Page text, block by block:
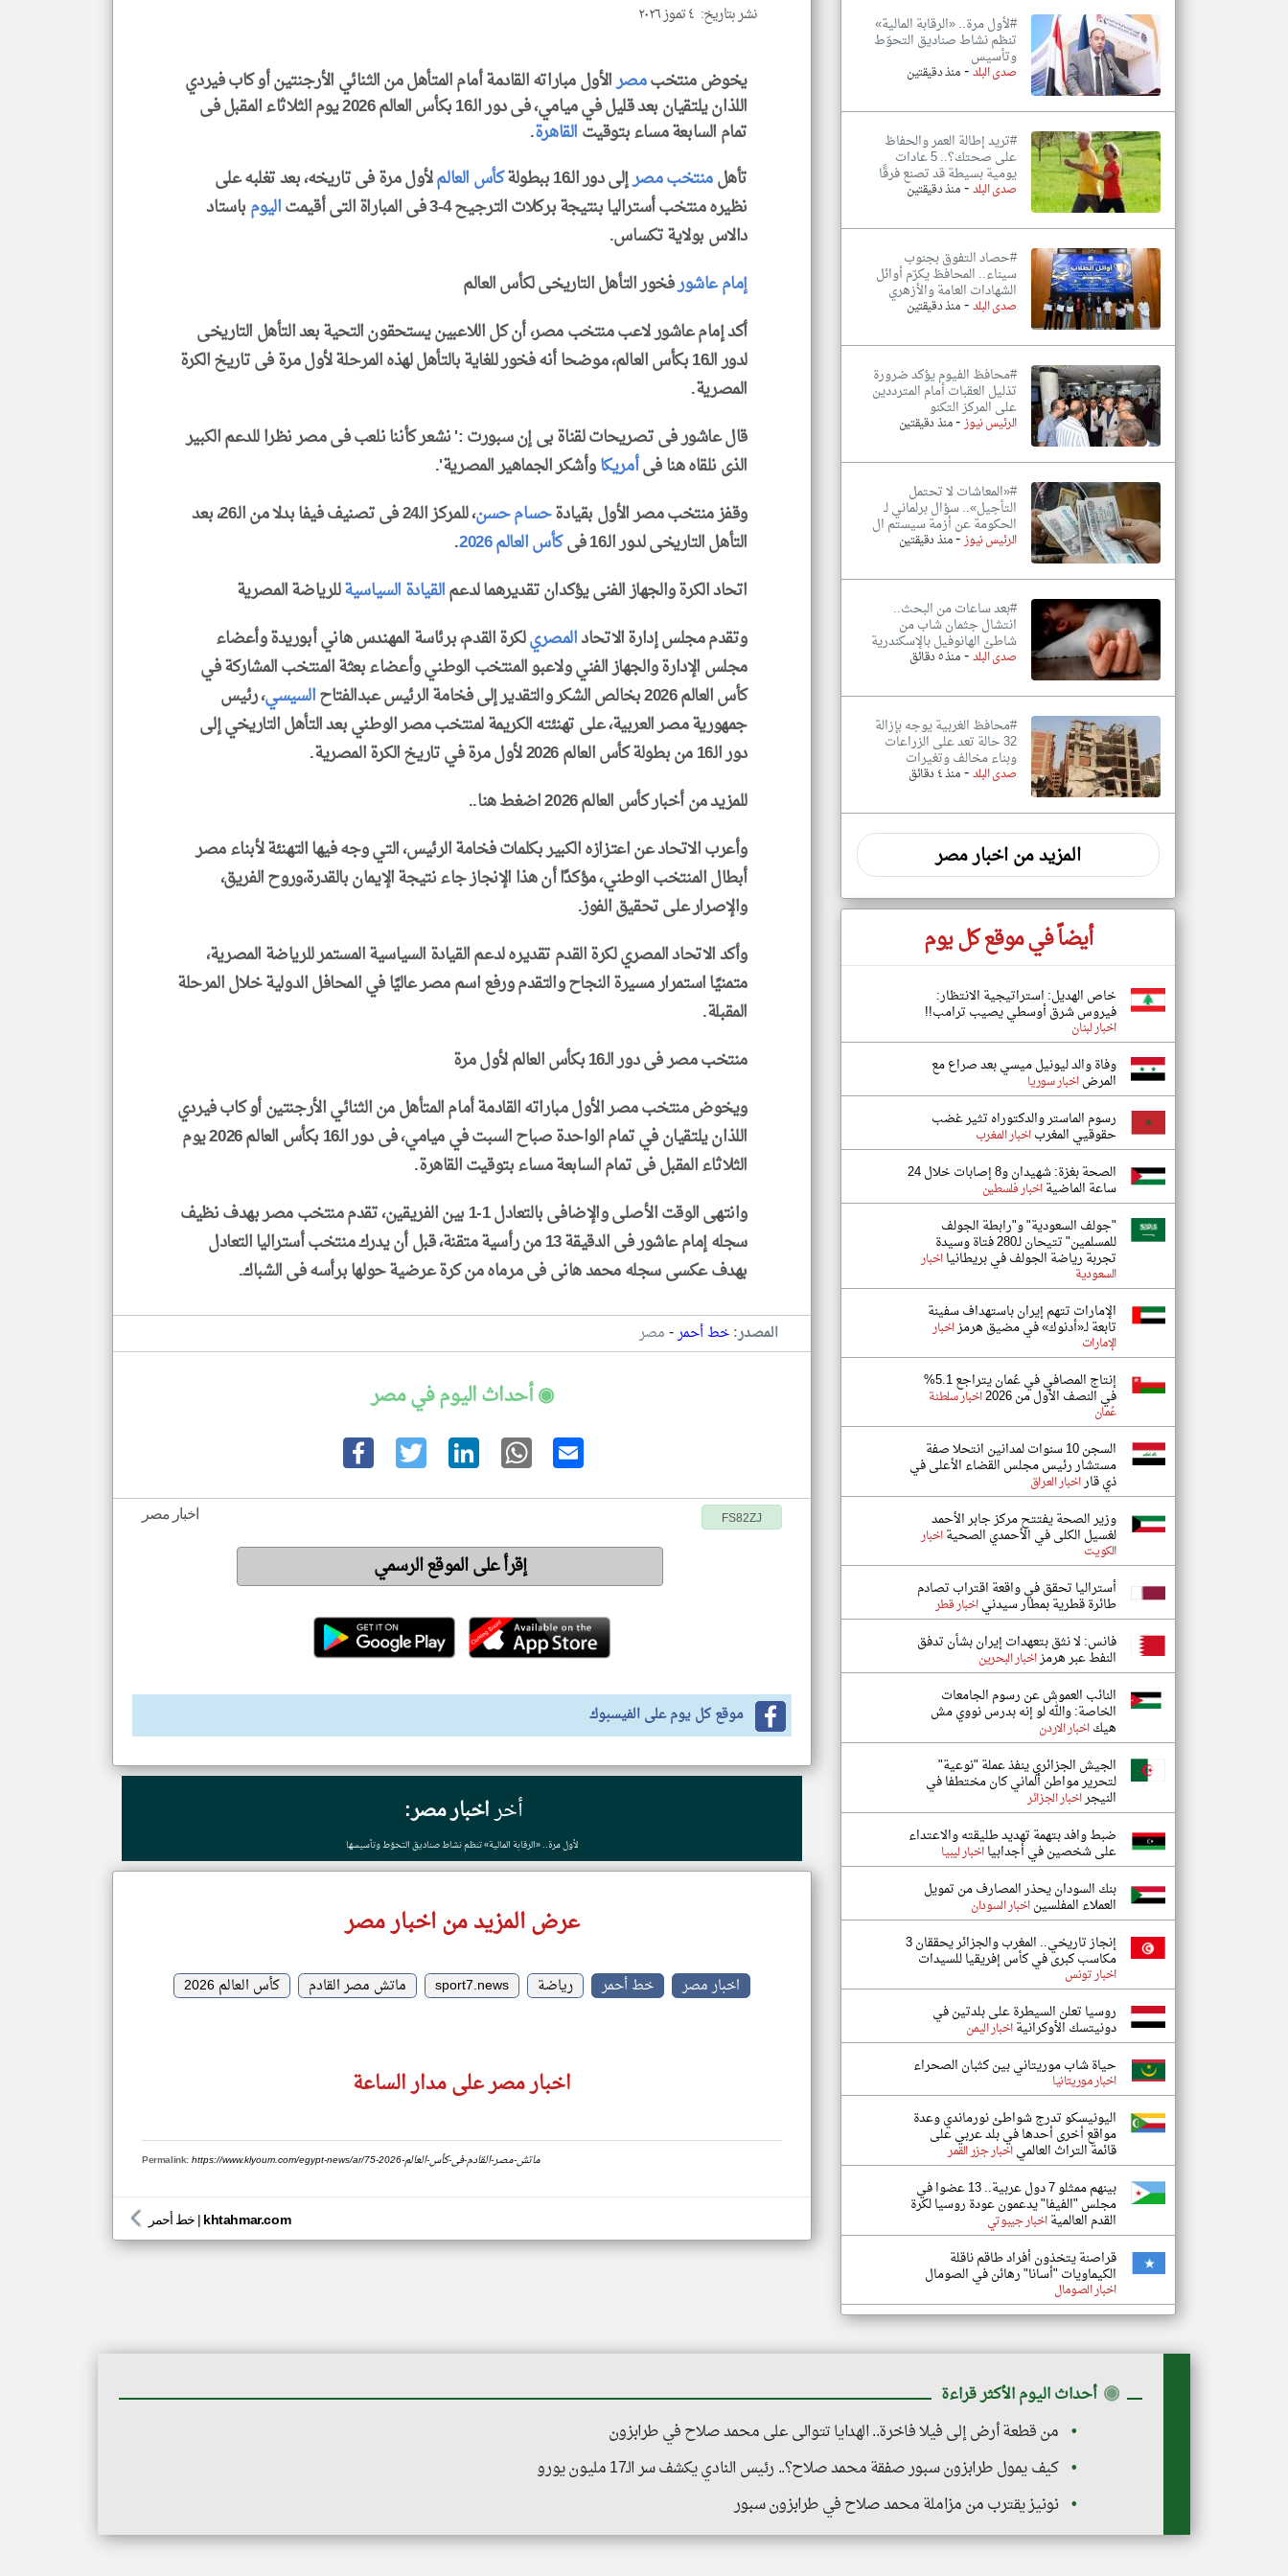
نشر بتاريخ: ٤ تموز ٢٠٢٦
يخوض منتخبمصرالأول مباراته القادمة أمام المتأهل من الثنائي الأرجنتين أو كاب فيردي
اللذان يلتقيان بعد قليل في ميامي، فى دور الـ16 بكأس العالم 2026 يوم الثلاثاء المقبل فى
تمام السابعة مساء بتوقيتالقاهرة.
تأهلمنتخب مصرإلى دور الـ16 ببطولة كأس العالملأول مرة فى تاريخه، بعد تغلبه على
نظيره منتخب أستراليا بنتيجة بركلات الترجيح 4-3 فى المباراة التى أقيمت
اليومباستاد
دالاس بولاية تكساس.
إمام عاشورفخور التأهل التاريخى لكأس العالم
أكد إمام عاشور لاعب منتخب مصر، أن كل اللاعبين يستحقون التحية بعد التأهل التاريخى
لدور الـ16 بكأس العالم، موضحا أنه فخور للغاية بالتأهل لهذه المرحلة لأول مرة فى تاريخ الكرة
المصرية.
قال عاشور فى تصريحات لقناة بى إن سبورت :' نشعر كأننا نلعب فى مصر نظرا للدعم الكبير
الذى نلقاه هنا فىأمريكاوأشكر الجماهير المصرية'.
وقفز منتخب مصر الأول بقيادةحسام حسن
، للمركز الـ24 فى تصنيف فيفا بدلا من الـ26، بعد
التأهل التاريخى لدور الـ16 فى
كأس العالم 2026
.
اتحاد الكرة والجهاز الفنى يؤكدان تقديرهما لدعمالقيادة السياسيةللرياضة المصرية
وتقدم مجلس إدارة الاتحادالمصريلكرة القدم، برئاسة المهندس هاني أبوريدة وأعضاء
مجلس الإدارة والجهاز الفني ولاعبو المنتخب الوطني وأعضاء بعثة المنتخب المشاركة في
كأس العالم 2026 بخالص الشكر والتقدير إلى فخامة الرئيس عبدالفتاح
السيسي، رئيس
جمهورية مصر العربية، على تهنئته الكريمة لمنتخب مصر الوطني بعد التأهل التاريخي إلى
دور الـ16 من بطولة كأس العالم 2026 لأول مرة في تاريخ الكرة المصرية.
للمزيد من أخبار كأس العالم 2026 اضغط هنا..
وأعرب الاتحاد عن اعتزازه الكبير بكلمات فخامة الرئيس، التي وجه فيها التهنئة لأبناء مصر
أبطال المنتخب الوطني، مؤكدًا أن هذا الإنجاز جاء نتيجة الإيمان بالقدرة،وروح الفريق،
والإصرار على تحقيق الفوز.
وأكد الاتحاد المصري لكرة القدم تقديره لدعم القيادة السياسية المستمر للرياضة المصرية،
متمنيًا استمرار مسيرة النجاح والتقدم ورفع اسم مصر عاليًا في المحافل الدولية خلال المرحلة
المقبلة.
منتخب مصر فى دور الـ16 بكأس العالم لأول مرة
ويخوض منتخب مصر الأول مباراته القادمة أمام المتأهل من الثنائي الأرجنتين أو كاب فيردي
اللذان يلتقيان في تمام الواحدة صباح السبت في ميامي، فى دور الـ16 بكأس العالم 2026 يوم
الثلاثاء المقبل فى تمام السابعة مساء بتوقيت القاهرة.
وانتهى الوقت الأصلى والإضافى بالتعادل 1-1 بين الفريقين، تقدم منتخب مصر بهدف نظيف
سجله إمام عاشور فى الدقيقة 13 من رأسية متقنة، قبل أن يدرك منتخب أستراليا التعادل
بهدف عكسى سجله محمد هانى فى مرماه من كرة عرضية حولها برأسه فى الشباك.
المصدر:خط أحمر-مصر
◉ أحداث اليوم في مصر
اخبار مصر FS82ZJ
إقرأ على الموقع الرسمي
موقع كل يوم على الفيسبوك
أخراخبار مصر:
لأول مرة.. «الرقابة المالية» تنظم نشاط صناديق التحوّط وتأسيسها
عرض المزيد من اخبار مصر
اخبار مصر خط أحمر رياضة sport7.news ماتش مصر القادم كأس العالم 2026
اخبار مصر على مدار الساعة
Permalink: https://www.klyoum.com/egypt-news/ar/75-ماتش-مصر-القادم-فى-كأس-العالم-2026
خط أحمر | khtahmar.com
#لأول مرة.. «الرقابة المالية»
تنظم نشاط صناديق التحوّط
وتأسيس
صدى البلد-منذ دقيقتين
#تريد إطالة العمر والحفاظ
على صحتك؟.. 5 عادات
يومية بسيطة قد تصنع فرقًا
صدى البلد-منذ دقيقتين
#حصاد التفوق بجنوب
سيناء.. المحافظ يكرّم أوائل
الشهادات العامة والأزهري
صدى البلد-منذ دقيقتين
#محافظ الفيوم يؤكد ضرورة
تذليل العقبات أمام المترددين
على المركز التكنو
الرئيس نيوز-منذ دقيقتين
#«المعاشات لا تحتمل
التأجيل».. سؤال برلماني لـ
الحكومة عن أزمة سيستم ال
الرئيس نيوز-منذ دقيقتين
#بعد ساعات من البحث..
انتشال جثمان شاب من
شاطئ الهانوفيل بالإسكندرية
صدى البلد-منذ ٥ دقائق
#محافظ الغربية يوجه بإزالة
32 حالة تعد على الزراعات
وبناء مخالف وتغيرات
صدى البلد-منذ ٤ دقائق
المزيد من اخبار مصر
أيضاً في موقع كل يوم
خاص الهديل: استراتيجية الانتظار:
فيروس شرق أوسطي يصيب ترامب!!
اخبار لبنان
وفاة والد ليونيل ميسي بعد صراع مع
المرضاخبار سوريا
رسوم الماستر والدكتوراه تثير غضب
حقوقيي المغرباخبار المغرب
الصحة بغزة: شهيدان و8 إصابات خلال 24
ساعة الماضيةاخبار فلسطين
"جولف السعودية" و"رابطة الجولف
للمسلمين" تتيحان لـ280 فتاة وسيدة
تجربة رياضة الجولف في بريطانيااخبار
السعودية
الإمارات تتهم إيران باستهداف سفينة
تابعة لـ«أدنوك» في مضيق هرمزاخبار
الإمارات
إنتاج المصافي في عُمان يتراجع 5.1%
في النصف الأول من 2026 اخبار سلطنة
عُمان
السجن 10 سنوات لمدانين انتحلا صفة
مستشار رئيس مجلس القضاء الأعلى في
ذي قاراخبار العراق
وزير الصحة يفتتح مركز جابر الأحمد
لغسيل الكلى في الأحمدي الصحيةاخبار
الكويت
أستراليا تحقق في واقعة اقتراب تصادم
طائرة قطرية بمطار سيدنياخبار قطر
فانس: لا نثق بتعهدات إيران بشأن تدفق
النفط عبر هرمزاخبار البحرين
النائب العموش عن رسوم الجامعات
الخاصة: والله لو إنه بدرس نووي مش
هيكاخبار الاردن
الجيش الجزائري ينفذ عملة "نوعية"
لتحرير مواطن ألماني كان مختطفا في
النيجراخبار الجزائر
ضبط وافد بتهمة تهديد طليقته والاعتداء
على شخصين في أجدابيااخبار ليبيا
بنك السودان يحذر المصارف من تمويل
العملاء المفلسيناخبار السودان
إنجاز تاريخي.. المغرب والجزائر يحققان 3
مكاسب كبرى في كأس إفريقيا للسيدات
اخبار تونس
روسيا تعلن السيطرة على بلدتين في
دونيتسك الأوكرانيةاخبار اليمن
حياة شاب موريتاني بين كثبان الصحراء
اخبار موريتانيا
اليونيسكو تدرج شواطئ نورماندي وعدة
مواقع أخرى أحدها في بلد عربي على
قائمة التراث العالمياخبار جزر القمر
بينهم ممثلو 7 دول عربية.. 13 عضوا في
مجلس "الفيفا" يدعمون عودة روسيا لكرة
القدم العالميةاخبار جيبوتي
قراصنة يتخذون أفراد طاقم ناقلة
الكيماويات "أسانا" رهائن في الصومال
اخبار الصومال
◉ أحداث اليوم الأكثر قراءة
من قطعة أرض إلى فيلا فاخرة.. الهدايا تتوالى على محمد صلاح في طرابزون
كيف يمول طرابزون سبور صفقة محمد صلاح؟.. رئيس النادي يكشف سر الـ17 مليون يورو
نونيز يقترب من مزاملة محمد صلاح في طرابزون سبور